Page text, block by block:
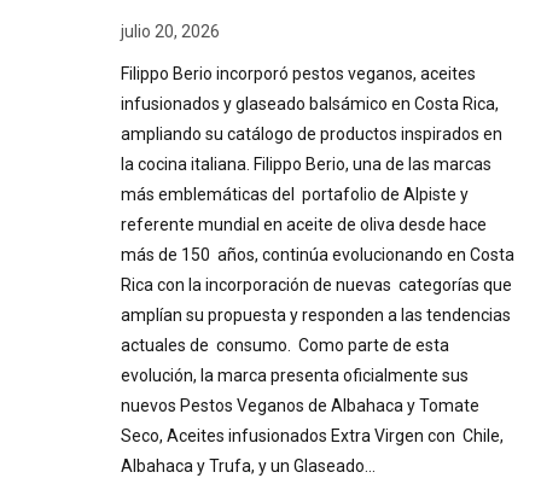
julio 20, 2026
Filippo Berio incorporó pestos veganos, aceites
infusionados y glaseado balsámico en Costa Rica,
ampliando su catálogo de productos inspirados en
la cocina italiana. Filippo Berio, una de las marcas
más emblemáticas del portafolio de Alpiste y
referente mundial en aceite de oliva desde hace
más de 150 años, continúa evolucionando en Costa
Rica con la incorporación de nuevas categorías que
amplían su propuesta y responden a las tendencias
actuales de consumo. Como parte de esta
evolución, la marca presenta oficialmente sus
nuevos Pestos Veganos de Albahaca y Tomate
Seco, Aceites infusionados Extra Virgen con Chile,
Albahaca y Trufa, y un Glaseado…